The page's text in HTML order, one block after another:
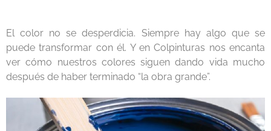
El color no se desperdicia. Siempre hay algo que se
puede transformar con él. Y en Colpinturas nos encanta
ver cómo nuestros colores siguen dando vida mucho
después de haber terminado “la obra grande”.